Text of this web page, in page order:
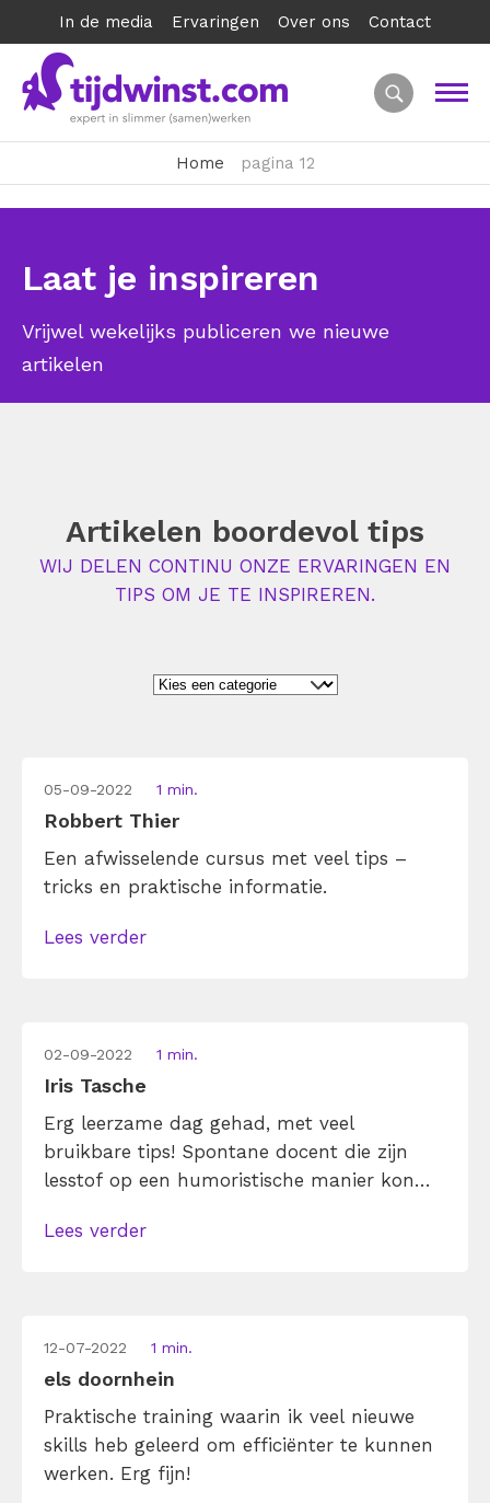
In de media Ervaringen Over ons Contact
Home pagina 12
Laat je inspireren
Vrijwel wekelijks publiceren we nieuwe
artikelen
Artikelen boordevol tips
WIJ DELEN CONTINU ONZE ERVARINGEN EN
TIPS OM JE TE INSPIREREN.
05-09-2022 1 min.
Robbert Thier
Een afwisselende cursus met veel tips –
tricks en praktische informatie.
Lees verder
02-09-2022 1 min.
Iris Tasche
Erg leerzame dag gehad, met veel
bruikbare tips! Spontane docent die zijn
lesstof op een humoristische manier kon
Lees verder
12-07-2022 1 min.
els doornhein
Praktische training waarin ik veel nieuwe
skills heb geleerd om efficiënter te kunnen
werken. Erg fijn!